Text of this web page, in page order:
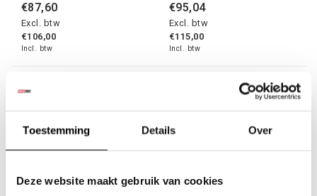
Toestemming Details Over
Deze website maakt gebruik van cookies
€87,60
Excl. btw
€106,00
Incl. btw
€95,04
Excl. btw
€115,00
Incl. btw